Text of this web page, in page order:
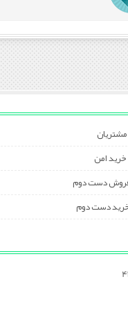
امن
دست دوم
دست دوم